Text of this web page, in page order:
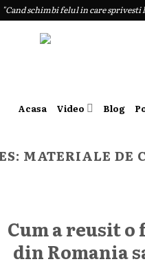
"Cand schimbi felul in care
Acasa Video Blog
MATERIALE DE
Cum a reusit
din Romania